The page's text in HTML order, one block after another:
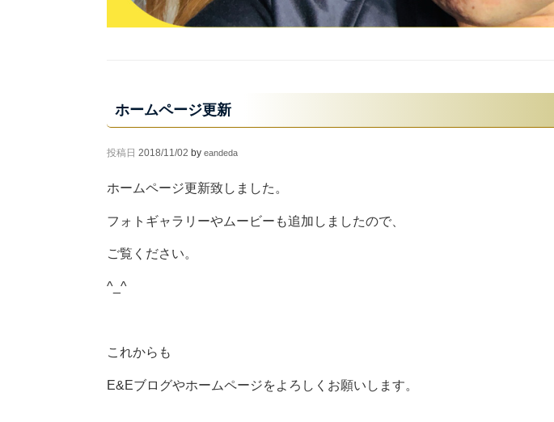
ホームページ更新
投稿日 2018/11/02 by eandeda
ホームページ更新致しました。
フォトギャラリーやムービーも追加しましたので、
ご覧ください。
^_^
これからも
E&Eブログやホームページをよろしくお願いします。